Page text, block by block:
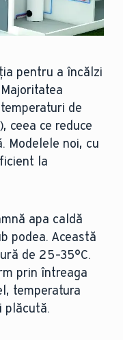
pentru a încălzi
de
ceea ce reduce
Modelele noi, cu
la
apa caldă
podea. Această
de 25–35°C.
prin întreaga
temperatura
plăcută.